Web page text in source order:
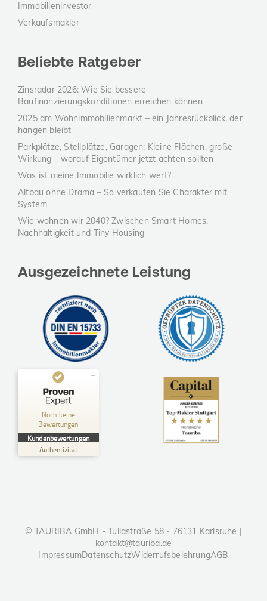
Immobilieninvestor
Verkaufsmakler
Beliebte Ratgeber
Zinsradar 2026: Wie Sie bessere
Baufinanzierungskonditionen erreichen können
2025 am Wohnimmobilienmarkt – ein Jahresrückblick, der
hängen bleibt
Parkplätze, Stellplätze, Garagen: Kleine Flächen, große
Wirkung – worauf Eigentümer jetzt achten sollten
Was ist meine Immobilie wirklich wert?
Altbau ohne Drama – So verkaufen Sie Charakter mit
System
Wie wohnen wir 2040? Zwischen Smart Homes,
Nachhaltigkeit und Tiny Housing
Ausgezeichnete Leistung
Noch keine
Bewertungen
Kundenbewertungen
Authentizität
Kundenbewertungen und Erfahrungen zu
MANGELHAFT
0,00
/
5,00
© TAURIBA GmbH - Tullastraße 58 - 76131 Karlsruhe |
kontakt@tauriba.de
ImpressumDatenschutzWiderrufsbelehrungAGB